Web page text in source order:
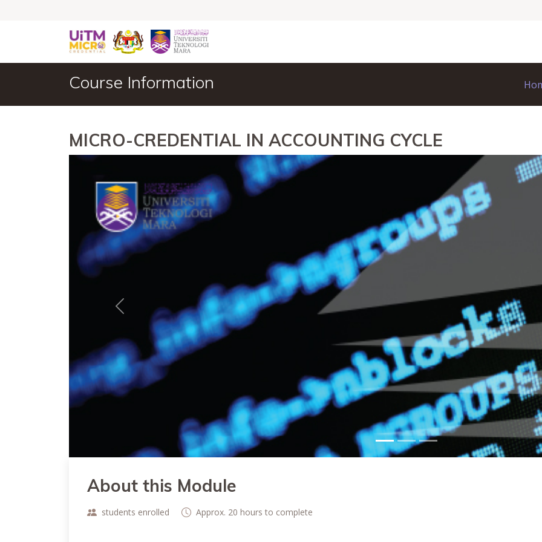
Course Information
MICRO-CREDENTIAL IN ACCOUNTING CYCLE
Previous
About this Module
students enrolled Approx. 20 hours to complete